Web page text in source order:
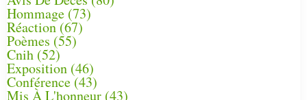
Hommage (73)
Réaction(67)
Poèmes (55)
Cnih (52)
Exposition (46)
Conférence(43)
Mis À L'honneur (43)